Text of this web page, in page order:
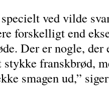
ved vilde
forskelligt end
Der er nogle, der
stykke franskbrød,
smagen ud,”